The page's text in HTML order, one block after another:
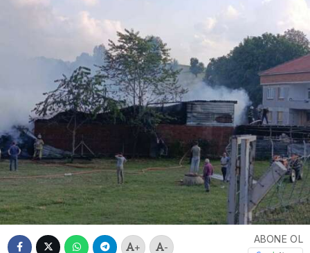
+ -
ABONE OL